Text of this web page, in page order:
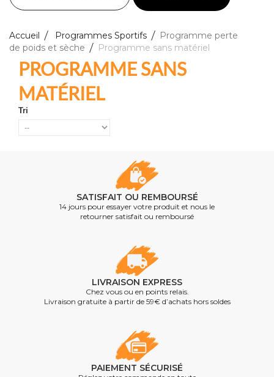
Accueil Programmes Sportifs
Programme perte
de poids et sèche
Programme sans matériel
PROGRAMME SANS
MATÉRIEL
Tri
SATISFAIT OU REMBOURSÉ
14 jours pour essayer votre produit et nous le
retourner satisfait ou remboursé
LIVRAISON EXPRESS
Chez vous ou en points relais.
Livraison gratuite à partir de 59€ d’achats hors soldes
PAIEMENT SÉCURISÉ